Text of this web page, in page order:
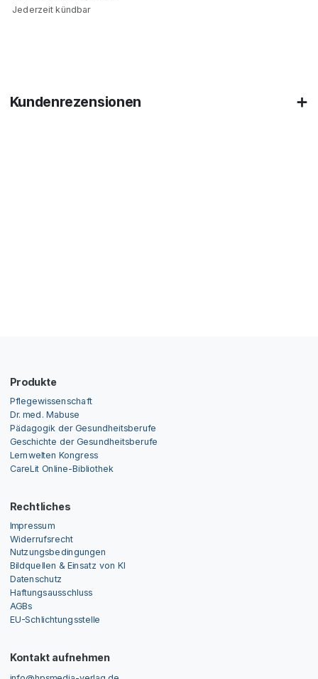
Jederzeit kündbar
Kundenrezensionen
Produkte
Pflegewissenschaft
Dr. med. Mabuse
Pädagogik der Gesundheitsberufe
Geschichte der Gesundheitsberufe
Lernwelten Kongress
CareLit Online-Bibliothek
Rechtliches
Impressum
Widerrufsrecht
Nutzungsbedingungen
Bildquellen & Einsatz von KI
Datenschutz
Haftungsausschluss
AGBs
EU-Schlichtungsstelle
Kontakt aufnehmen